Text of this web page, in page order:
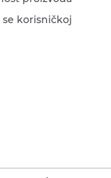
korisničkoj